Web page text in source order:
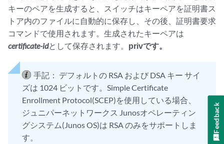
キーのペアを生成すると、スイッチはキーペアを証明書ス
トア内のファイルに自動的に保存し、その後、証明書要求
コマンドで使用されます。生成されたキーペアは
certificate-idとして保存されます。 privです。
手記： デフォルトの RSA および DSA キー サイ
ズは 1024 ビットです。Simple Certificate
Enrollment Protocol(SCEP)を使用している場合、
ジュニパーネットワークス Junosオペレーティン
グシステム(Junos OS)は RSA のみをサポートしま
す。
Feedback